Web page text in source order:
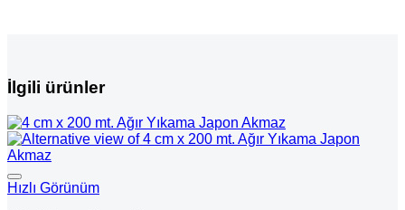
İlgili ürünler
Hızlı Görünüm